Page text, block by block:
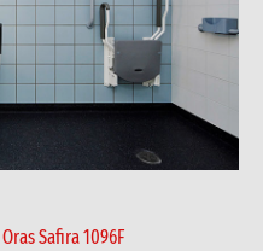
Oras Safira 1096F